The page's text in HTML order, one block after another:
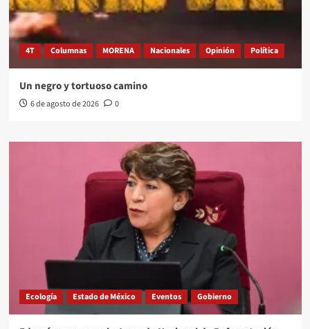
4T Columnas MORENA Nacionales Opinión Política
Un negro y tortuoso camino
6 de agosto de 2026 0
Ecología Estado de México Eventos Gobierno